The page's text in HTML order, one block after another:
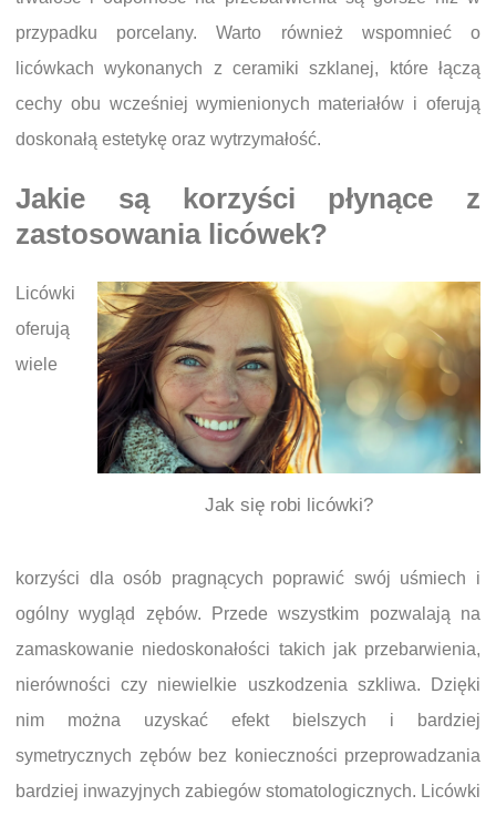
przypadku porcelany. Warto również wspomnieć o
licówkach wykonanych z ceramiki szklanej, które łączą
cechy obu wcześniej wymienionych materiałów i oferują
doskonałą estetykę oraz wytrzymałość.
Jakie są korzyści płynące z
zastosowania licówek?
Jak się robi licówki?
Licówki
oferują
wiele
korzyści dla osób pragnących poprawić swój uśmiech i
ogólny wygląd zębów. Przede wszystkim pozwalają na
zamaskowanie niedoskonałości takich jak przebarwienia,
nierówności czy niewielkie uszkodzenia szkliwa. Dzięki
nim można uzyskać efekt bielszych i bardziej
symetrycznych zębów bez konieczności przeprowadzania
bardziej inwazyjnych zabiegów stomatologicznych. Licówki